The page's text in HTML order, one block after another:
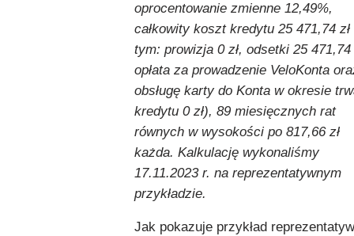
oprocentowanie zmienne 12,49%,
całkowity koszt kredytu 25 471,74 zł
tym: prowizja 0 zł, odsetki 25 471,74
opłata za prowadzenie VeloKonta
obsługę karty do Konta w okresie
kredytu 0 zł), 89 miesięcznych rat
równych w wysokości po 817,66 zł
każda. Kalkulację wykonaliśmy
17.11.2023 r. na reprezentatywnym
przykładzie.
Jak pokazuje przykład